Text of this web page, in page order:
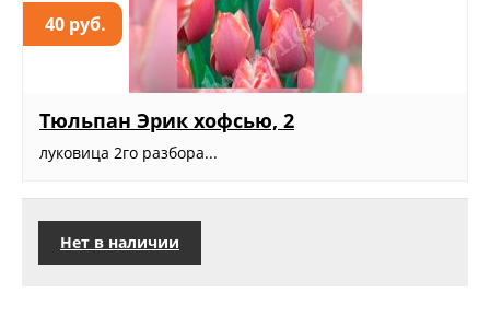
40 руб.
Тюльпан Эрик хофсью, 2
луковица 2го разбора...
Нет в наличии